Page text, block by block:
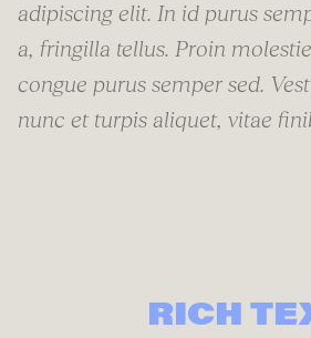
adipiscing elit. In id purus
a, fringilla tellus. Proin
congue purus semper sed.
nunc et turpis aliquet, vitae
RICH